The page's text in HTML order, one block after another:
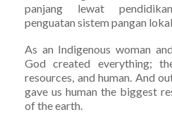
panjang lewat
penguatan sistem pangan lokal.
As an Indigenous woman
God created everything;
resources, and human. And
gave us human the biggest
of the earth.